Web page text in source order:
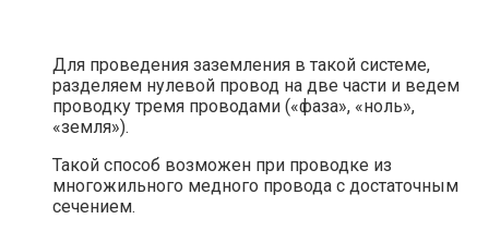
Для проведения заземления в такой системе,
разделяем нулевой провод на две части и ведем
проводку тремя проводами («фаза», «ноль»,
«земля»).
Такой способ возможен при проводке из
многожильного медного провода с достаточным
сечением.